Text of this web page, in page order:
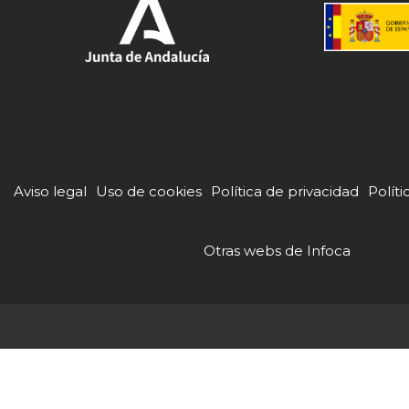
Aviso legal Uso de cookies Política de privacidad
Otras webs de Infoca